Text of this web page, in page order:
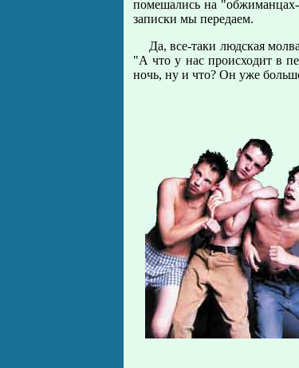
помешались на
записки мы передаем.
Да, все-таки людская
"А что у нас происходит в
ночь, ну и что? Он уже